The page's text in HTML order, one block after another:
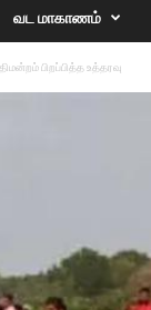
வட மாகாணம்
பிறப்பித்த உத்தரவு